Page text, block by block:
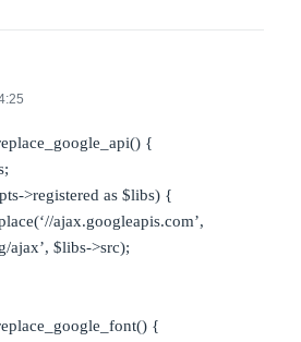
{
>registered as $libs) {
ajax.googleapis.com’,
ajax’, $libs->src);
{